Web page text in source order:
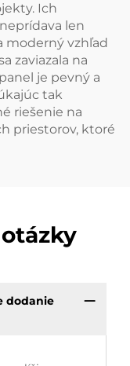
Ich
len
moderný vzhľad
zaviazala na
je pevný a
tak
riešenie na
priestorov, ktoré
dodanie